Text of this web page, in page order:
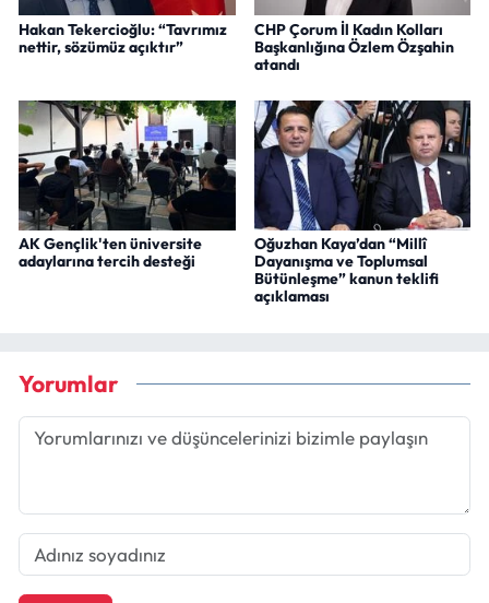
Hakan Tekercioğlu: “Tavrımız
nettir, sözümüz açıktır”
CHP Çorum İl Kadın Kolları
Başkanlığına Özlem Özşahin
atandı
AK Gençlik'ten üniversite
adaylarına tercih desteği
Oğuzhan Kaya’dan “Millî
Dayanışma ve Toplumsal
Bütünleşme” kanun teklifi
açıklaması
Yorumlar